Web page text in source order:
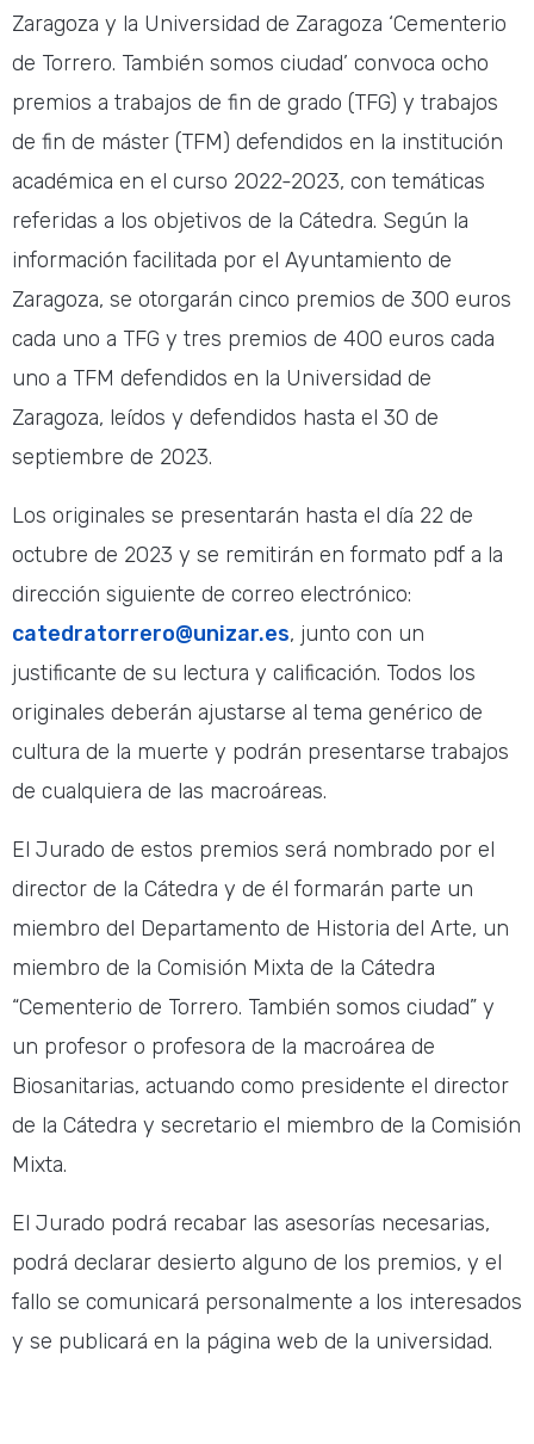
Zaragoza y la Universidad de Zaragoza ‘Cementerio
de Torrero. También somos ciudad’ convoca ocho
premios a trabajos de fin de grado (TFG) y trabajos
de fin de máster (TFM) defendidos en la institución
académica en el curso 2022-2023, con temáticas
referidas a los objetivos de la Cátedra. Según la
información facilitada por el Ayuntamiento de
Zaragoza, se otorgarán cinco premios de 300 euros
cada uno a TFG y tres premios de 400 euros cada
uno a TFM defendidos en la Universidad de
Zaragoza, leídos y defendidos hasta el 30 de
septiembre de 2023.
Los originales se presentarán hasta el día 22 de
octubre de 2023 y se remitirán en formato pdf a la
dirección siguiente de correo electrónico:
catedratorrero@unizar.es, junto con un
justificante de su lectura y calificación. Todos los
originales deberán ajustarse al tema genérico de
cultura de la muerte y podrán presentarse trabajos
de cualquiera de las macroáreas.
El Jurado de estos premios será nombrado por el
director de la Cátedra y de él formarán parte un
miembro del Departamento de Historia del Arte, un
miembro de la Comisión Mixta de la Cátedra
“Cementerio de Torrero. También somos ciudad” y
un profesor o profesora de la macroárea de
Biosanitarias, actuando como presidente el director
de la Cátedra y secretario el miembro de la Comisión
Mixta.
El Jurado podrá recabar las asesorías necesarias,
podrá declarar desierto alguno de los premios, y el
fallo se comunicará personalmente a los interesados
y se publicará en la página web de la universidad.